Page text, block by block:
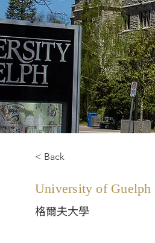
< Back
University of Guelph
格爾夫大學